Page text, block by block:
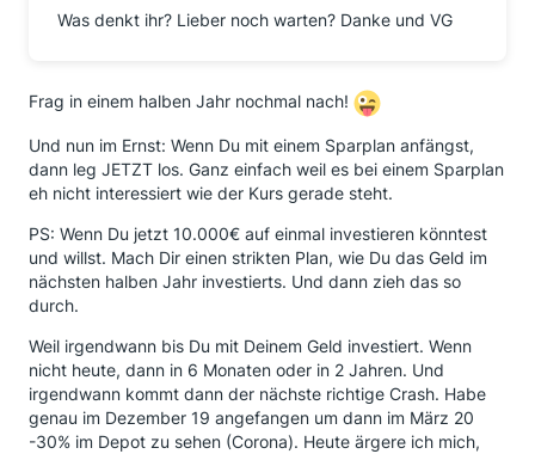
Was denkt ihr? Lieber noch warten? Danke und VG
Frag in einem halben Jahr nochmal nach!
Und nun im Ernst: Wenn Du mit einem Sparplan anfängst,
dann leg JETZT los. Ganz einfach weil es bei einem Sparplan
eh nicht interessiert wie der Kurs gerade steht.
PS: Wenn Du jetzt 10.000€ auf einmal investieren könntest
und willst. Mach Dir einen strikten Plan, wie Du das Geld im
nächsten halben Jahr investierts. Und dann zieh das so
durch.
Weil irgendwann bis Du mit Deinem Geld investiert. Wenn
nicht heute, dann in 6 Monaten oder in 2 Jahren. Und
irgendwann kommt dann der nächste richtige Crash. Habe
genau im Dezember 19 angefangen um dann im März 20
-30% im Depot zu sehen (Corona). Heute ärgere ich mich,